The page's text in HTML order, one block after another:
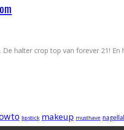
halter crop top van forever 21!
lipstick makeup musthave